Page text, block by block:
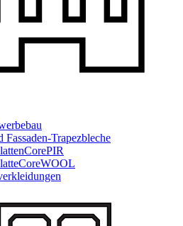
Fassaden-Trapezbleche
CorePIR
CoreWOOL